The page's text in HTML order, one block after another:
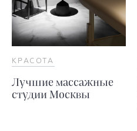
КРАСОТА
Лучшие массажные
студии Москвы